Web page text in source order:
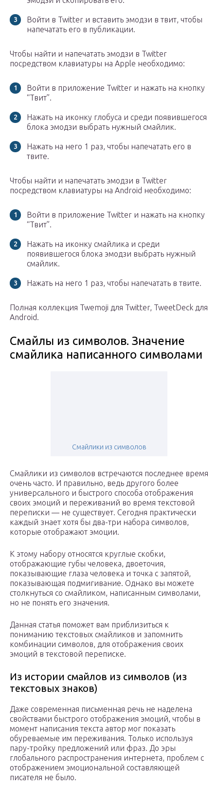
Войти в Twitter и вставить эмодзи в твит, чтобы
напечатать его в публикации.
Чтобы найти и напечатать эмодзи в Twitter
посредством клавиатуры на Apple необходимо:
Войти в приложение Twitter и нажать на кнопку
“Твит”.
Нажать на иконку глобуса и среди появившегося
блока эмодзи выбрать нужный смайлик.
Нажать на него 1 раз, чтобы напечатать его в
твите.
Чтобы найти и напечатать эмодзи в Twitter
посредством клавиатуры на Android необходимо:
Войти в приложение Twitter и нажать на кнопку
“Твит”.
Нажать на иконку смайлика и среди
появившегося блока эмодзи выбрать нужный
смайлик.
Нажать на него 1 раз, чтобы напечатать в твите.
Полная коллекция Twemoji для Twitter, TweetDeck для
Android.
Смайлы из символов. Значение
смайлика написанного символами
Смайлики из символов
Смайлики из символов встречаются последнее время
очень часто. И правильно, ведь другого более
универсального и быстрого способа отображения
своих эмоций и переживаний во время текстовой
переписки — не существует. Сегодня практически
каждый знает хотя бы два-три набора символов,
которые отображают эмоции.
К этому набору относятся круглые скобки,
отображающие губы человека, двоеточия,
показывающие глаза человека и точка с запятой,
показывающая подмигивание. Однако вы можете
столкнуться со смайликом, написанным символами,
но не понять его значения.
Данная статья поможет вам приблизиться к
пониманию текстовых смайликов и запомнить
комбинации символов, для отображения своих
эмоций в текстовой переписке.
Из истории смайлов из символов (из
текстовых знаков)
Даже современная письменная речь не наделена
свойствами быстрого отображения эмоций, чтобы в
момент написания текста автор мог показать
обуреваемые им переживания. Только используя
пару-тройку предложений или фраз. До эры
глобального распространения интернета, проблем с
отображением эмоциональной составляющей
писателя не было.